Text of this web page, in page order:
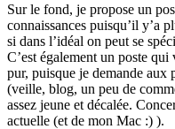
Sur le fond, je propose un
connaissances puisqu’il y’a
si dans l’idéal on peut se
C’est également un poste
pur, puisque je demande aux
(veille, blog, un peu de
assez jeune et décalée.
actuelle (et de mon Mac :) ).